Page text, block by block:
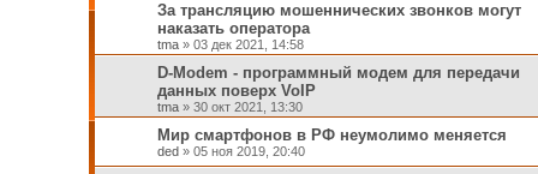
За трансляцию мошеннических звонков могут
наказать оператора
tma» 03 дек 2021, 14:58
D-Modem - программный модем для передачи
данных поверх VoIP
tma» 30 окт 2021, 13:30
Мир смартфонов в РФ неумолимо меняется
ded » 05 ноя 2019, 20:40